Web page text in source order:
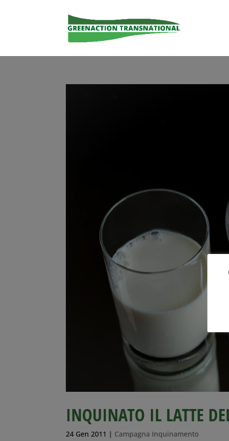
INQUINATO IL LATTE
24 Gen 2011 | Campagna Inquinamento